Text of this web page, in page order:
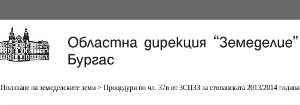
Ползване на земеделските земи > Процедури по чл. 37в от ЗСПЗЗ за стопанската 2013/2014 година